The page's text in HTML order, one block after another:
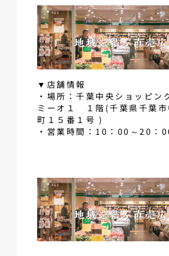
▼店舗情報
・場所：千葉中央ショッピ
ミーオ１ １階(千葉県千葉市
町１５番１号 )
・営業時間：10：00～20：